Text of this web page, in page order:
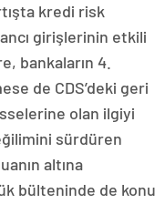
kredi risk
girişlerinin etkili
bankaların 4.
de CDS’deki geri
olan ilgiyi
sürdüren
altına
bülteninde de konu